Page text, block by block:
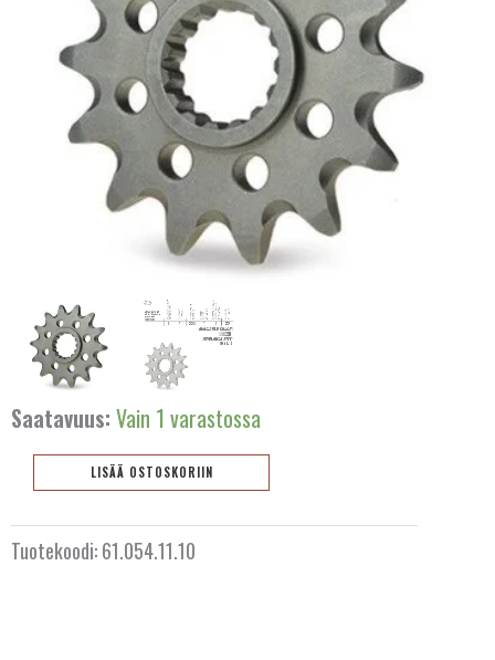
Saatavuus: Vain 1 varastossa
10
hammasta
LISÄÄ OSTOSKORIIN
Tuotekoodi:61.054.11.10